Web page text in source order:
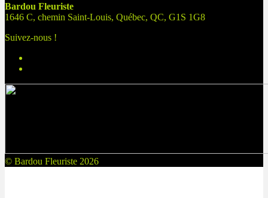
Bardou Fleuriste
1646 C, chemin Saint-Louis, Québec, QC, G1S 1G8
Suivez-nous !
© Bardou Fleuriste 2026